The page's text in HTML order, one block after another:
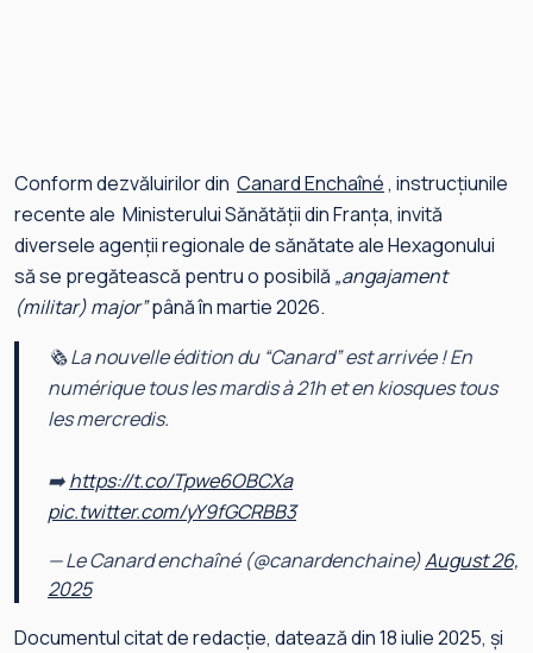
Conform dezvăluirilor din Canard Enchaîné, instrucțiunile
recente ale Ministerului Sănătății din Franța, invită
diversele agenții regionale de sănătate ale Hexagonului
să se pregătească pentru o posibilă „angajament
(militar) major”până în martie 2026.
🗞 La nouvelle édition du “Canard” est arrivée ! En
numérique tous les mardis à 21h et en kiosques tous
les mercredis.
➡️https://t.co/Tpwe6OBCXa
pic.twitter.com/yY9fGCRBB3
— Le Canard enchaîné (@canardenchaine)August 26,
2025
Documentul citat de redacție, datează din 18 iulie 2025, și